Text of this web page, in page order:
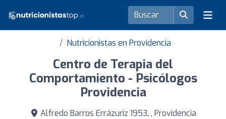
Nutricionistas en Providencia
Centro de Terapia del
Comportamiento - Psicólogos
Providencia
Alfredo Barros Errázuriz 1953, , Providencia